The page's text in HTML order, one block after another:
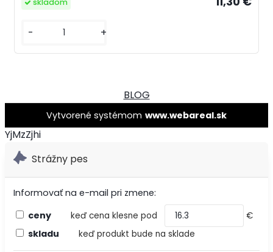
- +
skladom
BLOG
Vytvorené systémom www.webareal.sk
YjMzZjhi
Strážny pes
Informovať na e-mail pri zmene:
ceny
keď cena klesne pod €
skladu keď produkt bude na sklade